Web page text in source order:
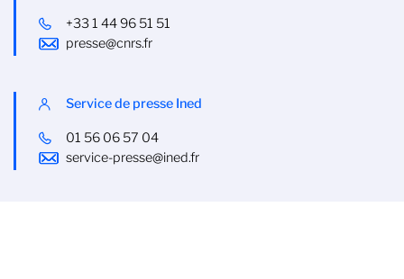
+33 1 44 96 51 51
presse@cnrs.fr
Service de presse Ined
01 56 06 57 04
service-presse@ined.fr